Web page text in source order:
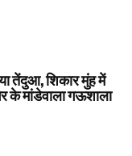
तेंदुआ, शिकार मुंह में
के मांडेवाला गऊशाला